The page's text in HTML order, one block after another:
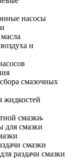
насосы
и
смазочных
жидкостей
смазки
для смазки
смазки
раздачи смазки